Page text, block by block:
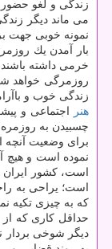
زندگی و لغو
می ماند دیگر
نمونه خوبی جهت
بار آمدن یك
خرمی داشته
روزمرگی خواهد
زندگی خوب و باآرامش در ایران معرفی
هنر
اجتماعی و
چسبیدن به
برای وضعیت آنچه
نموده است و هیچ
است؛ یراحی به
كه به چیزی تكیه نمی كنند رحم نخواهد كرد.۳. محمود دولت آبادی چند ماه پیش
حداقل كاری كه از
دیگر شوخی بردار